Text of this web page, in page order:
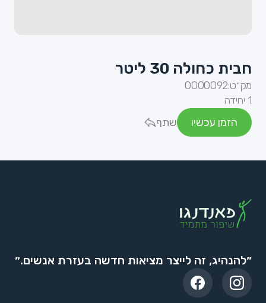
חבית כחולה 30 ליטר
מק״ט:0000092
1 יחידה
הזמן עכשיו
שתף
״להנהיג, זה לייצר מציאות חדשה בעזרת אנשים.״